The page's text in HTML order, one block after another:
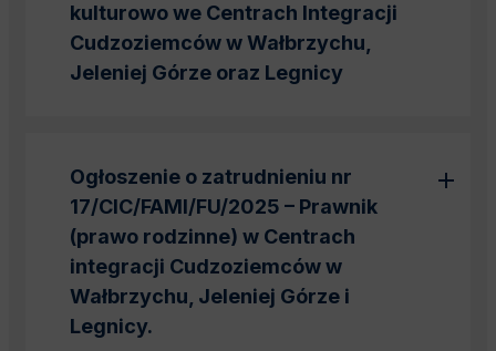
kulturowo we Centrach Integracji
Cudzoziemców w Wałbrzychu,
Jeleniej Górze oraz Legnicy
Ogłoszenie o zatrudnieniu nr
17/CIC/FAMI/FU/2025 – Prawnik
(prawo rodzinne) w Centrach
integracji Cudzoziemców w
Wałbrzychu, Jeleniej Górze i
Legnicy.